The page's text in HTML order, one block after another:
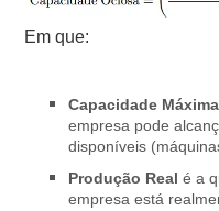
Em que:
Capacidade Máxima
empresa pode
disponíveis
Produção Real é a
empresa está